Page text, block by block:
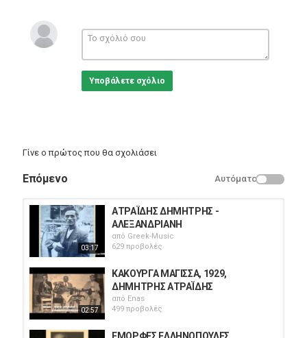
Greek Music
Υποβάλετε σχόλιο
Γίνε ο πρώτος που θα σχολιάσει
Επόμενο Αυτόματο
03:17
ΑΤΡΑΪΔΗΣ ΔΗΜΗΤΡΗΣ -
ΑΛΕΞΑΝΔΡΙΑΝΗ
από Greek-Music
629 προβολές
02:57
ΚΑΚΟΥΡΓΑ ΜΑΓΙΣΣΑ, 1929,
ΔΗΜΗΤΡΗΣ ΑΤΡΑΪΔΗΣ
από Enas
499 προβολές
ΕΜΟΡΦΕΣ ΕΛΛΗΝΟΠΟΥΛΕΣ